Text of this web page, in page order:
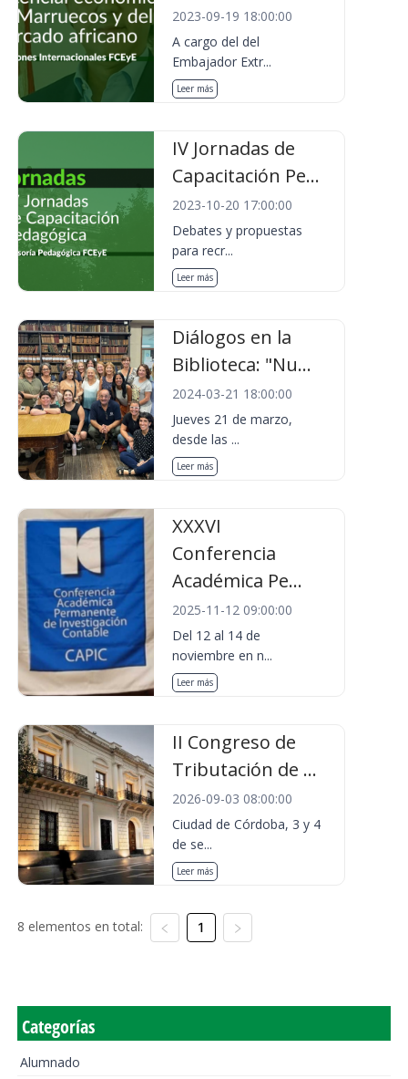
2023-09-19 18:00:00
A cargo del del
Embajador Extr...
Leer más
IV Jornadas de
Capacitación Pe...
2023-10-20 17:00:00
Debates y propuestas
para recr...
Leer más
Diálogos en la
Biblioteca: "Nu...
2024-03-21 18:00:00
Jueves 21 de marzo,
desde las ...
Leer más
XXXVI
Conferencia
Académica Pe...
2025-11-12 09:00:00
Del 12 al 14 de
noviembre en n...
Leer más
II Congreso de
Tributación de ...
2026-09-03 08:00:00
Ciudad de Córdoba, 3 y 4
de se...
Leer más
8 elementos en total: 1
Categorías
Alumnado